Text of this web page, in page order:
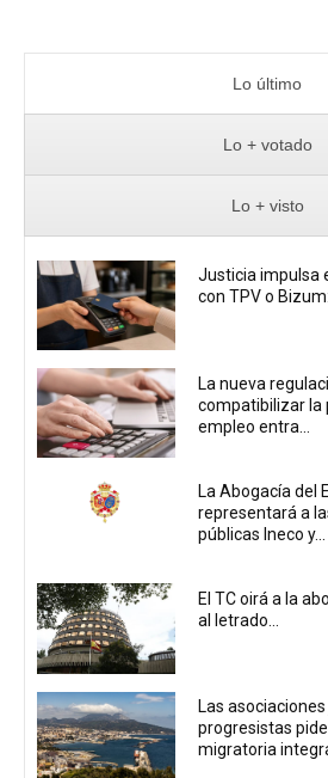
Lo último
Lo + votado
Lo + visto
Justicia impulsa
con TPV o
La nueva
compatibilizar la
empleo entra...
La Abogacía del
representará a
públicas Ineco y...
El TC oirá a la
al letrado...
Las
progresistas
migratoria